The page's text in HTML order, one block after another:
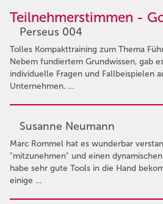
Teilnehmerstimmen -
Perseus 004
Tolles Kompakttraining zum Thema
Nebem fundiertem Grundwissen, gab
individuelle Fragen und Fallbeispielen
Unternehmen. …
Susanne Neumann
Marc Rommel hat es wunderbar
"mitzunehmen" und einen
habe sehr gute Tools in die Hand
einige …